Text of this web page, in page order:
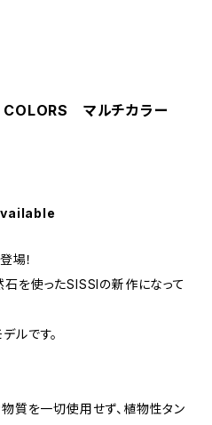
COLORS マルチカラー
場！
を使ったSISSIの新作になって
ルです。
物質を一切使用せず、植物性タン